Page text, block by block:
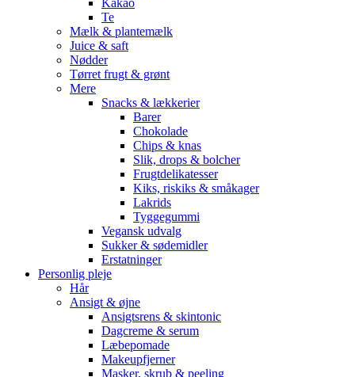
Kakao
Te
Mælk & plantemælk
Juice & saft
Nødder
Tørret frugt & grønt
Mere
Snacks & lækkerier
Barer
Chokolade
Chips & knas
Slik, drops & bolcher
Frugtdelikatesser
Kiks, riskiks & småkager
Lakrids
Tyggegummi
Vegansk udvalg
Sukker & sødemidler
Erstatninger
Personlig pleje
Hår
Ansigt & øjne
Ansigtsrens & skintonic
Dagcreme & serum
Læbepomade
Makeupfjerner
Masker, skrub & peeling